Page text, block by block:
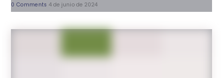
0 Comments 4 de junio de 2024